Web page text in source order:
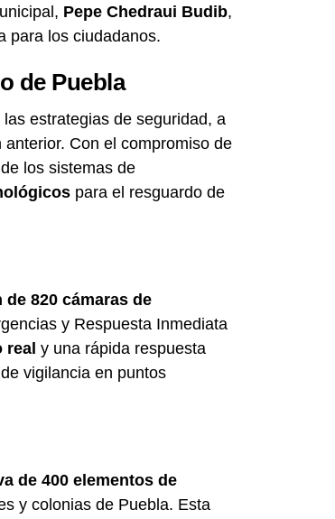
Pepe Chedraui Budib,
para los ciudadanos.
de Puebla
estrategias de seguridad, a
Con el compromiso de
los sistemas de
para el resguardo de
de 820 cámaras de
y Respuesta Inmediata
y una rápida respuesta
vigilancia en puntos
de 400 elementos de
y colonias de Puebla. Esta